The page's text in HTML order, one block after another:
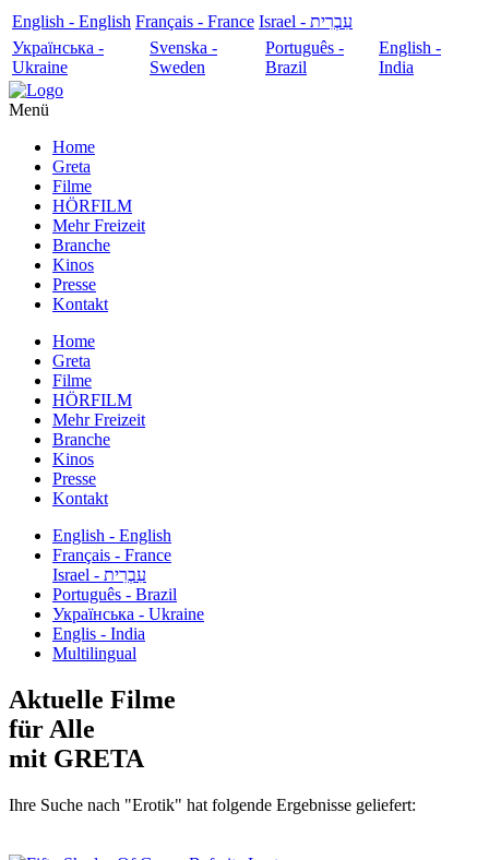
English - English Français - France
עִבְרִית - Israel
Українська -
Ukraine
Svenska -
Sweden
Português -
Brazil
English -
India
Menü
Home
Greta
Filme
HÖRFILM
Mehr Freizeit
Branche
Kinos
Presse
Kontakt
Home
Greta
Filme
HÖRFILM
Mehr Freizeit
Branche
Kinos
Presse
Kontakt
English - English
Français - France
עִבְרִית - Israel
Português - Brazil
Українська - Ukraine
Englis - India
Multilingual
Aktuelle Filme
für Alle
mit GRETA
Ihre Suche nach "Erotik" hat folgende Ergebnisse geliefert: